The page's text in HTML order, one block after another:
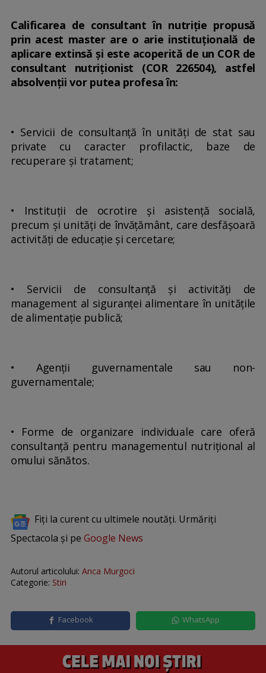
Calificarea de consultant în nutriţie propusă
prin acest master are o arie instituţională de
aplicare extinsă și este acoperită de un COR de
consultant nutriționist (COR 226504), astfel
absolvenții vor putea profesa în:
• Servicii de consultanţă în unităţi de stat sau
private cu caracter profilactic, baze de
recuperare şi tratament;
• Instituţii de ocrotire şi asistenţă socială,
precum şi unităţi de învăţământ, care desfășoară
activităţi de educaţie şi cercetare;
• Servicii de consultanţă şi activităţi de
management al siguranţei alimentare în unităţile
de alimentaţie publică;
• Agenţii guvernamentale sau non-
guvernamentale;
• Forme de organizare individuale care oferă
consultanță pentru managementul nutrițional al
omului sănătos.
Fiți la curent cu ultimele noutăți. Urmăriți
Spectacola și pe Google News
Autorul articolului: Anca Murgoci
Categorie: Stiri
Facebook WhatsApp